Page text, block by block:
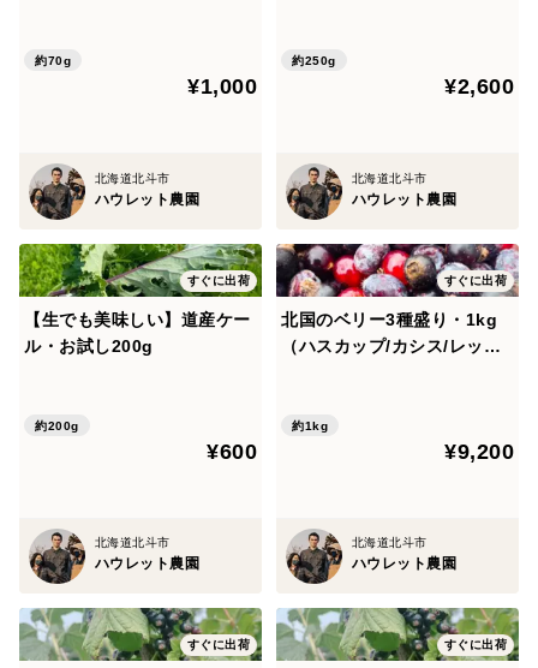
アイスクリーム、チーズケーキ、スコーン、マフィン、
パンケーキ、ワッフルなどと一緒にお使いいただくと絶
品スイーツに生まれ変わりますので、是非お試しくださ
い。
冷凍果実をそのまま食べるのもオススメ。ヨーグルトに
【梱包について】
約70g
¥1,000
北海道北斗市
ハウレット農園
約250g
¥2,600
北海道北斗市
ハウレット農園
すぐに出荷
【生でも美味しい】道産ケー
ル・お試し200g
約200g
¥600
北海道北斗市
ハウレット農園
すぐに出荷
北国のベリー3種盛り・1kg
（ハスカップ/カシス/レッド
対応
約1kg
¥9,200
北海道北斗市
ハウレット農園
すぐに出荷 すぐに出荷